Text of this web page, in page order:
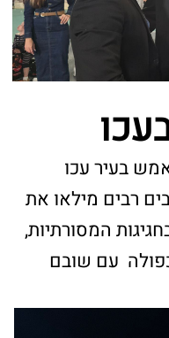
אמש בעיר עכו
תושבים רבים מילאו את
ובחגיגות המסורתיות,
כפולה עם שובם